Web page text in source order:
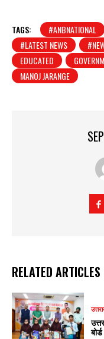
TAGS: #ANBNATIONAL
#LATEST NEWS
EDUCATED
MANOJ JARANGE
RELATED ARTICLES